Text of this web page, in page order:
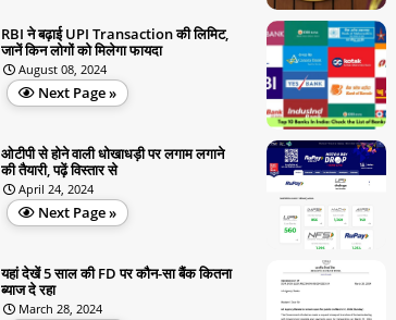
RBI ने बढ़ाई UPI Transaction की लिमिट,
जानें किन लोगों को मिलेगा फायदा
August 08, 2024
Next Page »
ओटीपी से होने वाली धोखाधड़ी पर लगाम लगाने
की तैयारी, पढ़ें विस्तार से
April 24, 2024
Next Page »
यहां देखें 5 साल की FD पर कौन-सा बैंक कितना
ब्याज दे रहा
March 28, 2024